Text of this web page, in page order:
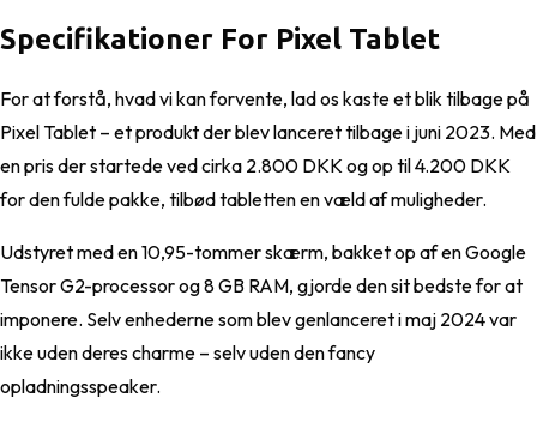
Specifikationer For Pixel Tablet
For at forstå, hvad vi kan forvente, lad os kaste et blik tilbage på
Pixel Tablet – et produkt der blev lanceret tilbage i juni 2023. Med
en pris der startede ved cirka 2.800 DKK og op til 4.200 DKK
for den fulde pakke, tilbød tabletten en væld af muligheder.
Udstyret med en 10,95-tommer skærm, bakket op af en Google
Tensor G2-processor og 8 GB RAM, gjorde den sit bedste for at
imponere. Selv enhederne som blev genlanceret i maj 2024 var
ikke uden deres charme – selv uden den fancy
opladningsspeaker.